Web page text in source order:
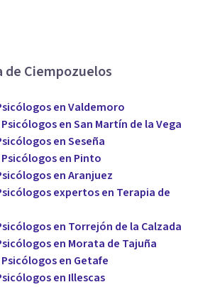
de Ciempozuelos
en Valdemoro
en San Martín de la Vega
en Seseña
en Pinto
en Aranjuez
expertos en Terapia de
en Torrejón de la Calzada
en Morata de Tajuña
en Getafe
en Illescas